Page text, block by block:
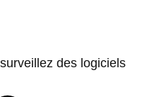
des logiciels